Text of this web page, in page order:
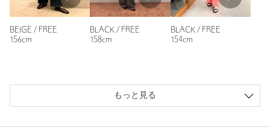
BEIGE / FREE
156cm
BLACK / FREE
158cm
BLACK / FREE
154cm
もっと見る